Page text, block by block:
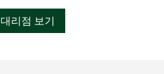
대리점 보기